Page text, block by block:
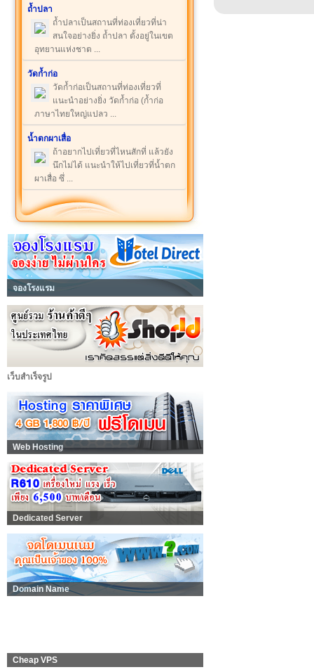
ถ้ำปลา
ถ้ำปลาเป็นสถานที่ท่องเที่ยวที่น่า
สนใจอย่างยิ่ง ถ้ำปลา ตั้งอยู่ในเขต
อุทยานแห่งชาต ...
วัดก้ำก่อ
วัดก้ำก่อเป็นสถานที่ท่องเที่ยวที่
แนะนำอย่างยิ่ง วัดก้ำก่อ (ก้ำก่อ
ภาษาไทยใหญ่แปลว ...
น้ำตกผาเสื่อ
ถ้าอยากไปเที่ยวที่ไหนสักที่ แล้วยัง
นึกไม่ได้ แนะนำให้ไปเที่ยวที่น้ำตก
ผาเสื่อ ซึ่ ...
จองโรงแรม
เว็บสำเร็จรูป
Web Hosting
Dedicated Server
Domain Name
Cheap VPS